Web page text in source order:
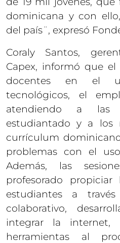
dominicana y con
del país¨, expresó
Coraly Santos,
Capex, informó que
docentes en el
tecnológicos, el
atendiendo a las
estudiantado y a los
currículum
problemas con el
Además, las
profesorado
estudiantes a
colaborativo,
integrar la internet,
herramientas al